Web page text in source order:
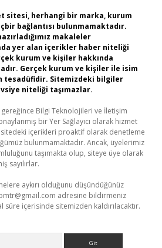
sitesi, herhangi bir marka, kurum
bağlantısı bulunmamaktadır.
makaleler
yer alan içerikler haber niteliği
kurum ve kişiler hakkında
Gerçek kurum ve kişiler ile isim
tesadüfidir. Sitemizdeki bilgiler
niteliği taşımazlar.
gereğince Bilgi Teknolojileri ve İletişim
bir Yer Sağlayıcı olarak hizmet
içerikleri proaktif olarak denetleme
bulunmamaktadır. Ancak, üyelerimiz
taşımakta olup, siteye üye olarak
sayılırlar.
aykırı olduğunu düşündüğünüz
adresine bildirmeniz
içerisinde sitemizden kaldırılacaktır.